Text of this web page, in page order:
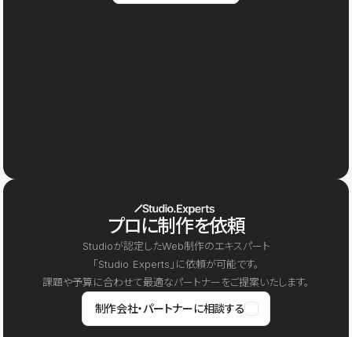
プロに制作を依頼
Studioが認定したWeb制作のエキスパート
「Studio Experts」に依頼が可能です。
課題や予算に合わせて最適なパートナーをご提案いたします。
制作会社・パートナーに相談する